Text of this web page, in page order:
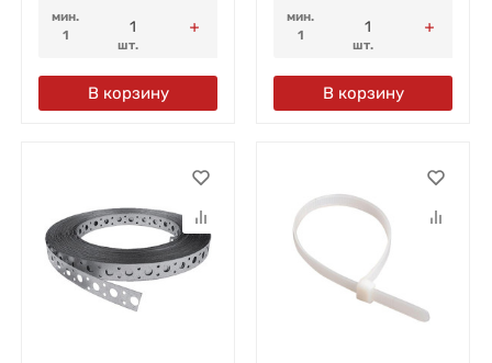
мин.
1
шт.
В корзину
мин.
1
шт.
В корзину